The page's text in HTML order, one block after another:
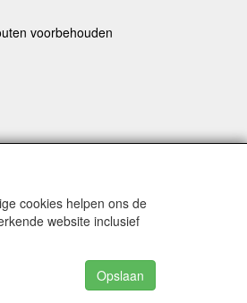
voorbehouden
cookies helpen ons de
website inclusief
Opslaan